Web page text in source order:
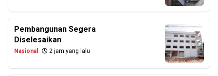
Pembangunan Segera
Diselesaikan
Nasional 2 jam yang lalu